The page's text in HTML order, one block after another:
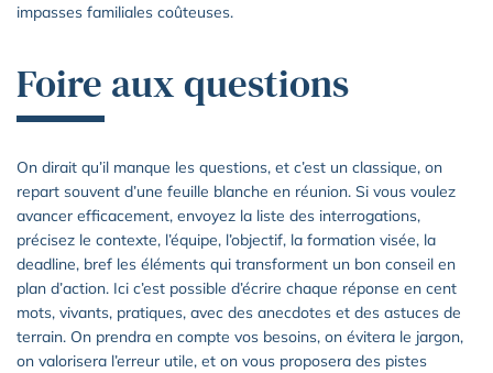
impasses familiales coûteuses.
Foire aux questions
On dirait qu’il manque les questions, et c’est un classique, on
repart souvent d’une feuille blanche en réunion. Si vous voulez
avancer efficacement, envoyez la liste des interrogations,
précisez le contexte, l’équipe, l’objectif, la formation visée, la
deadline, bref les éléments qui transforment un bon conseil en
plan d’action. Ici c’est possible d’écrire chaque réponse en cent
mots, vivants, pratiques, avec des anecdotes et des astuces de
terrain. On prendra en compte vos besoins, on évitera le jargon,
on valorisera l’erreur utile, et on vous proposera des pistes